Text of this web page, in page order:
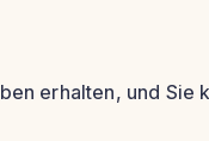
erhalten, und